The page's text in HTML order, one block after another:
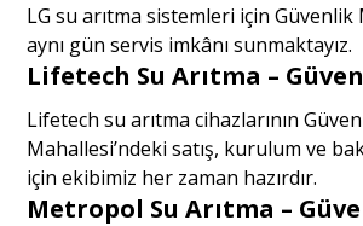
LG su arıtma sistemleri için Güvenlik
aynı gün servis imkânı sunmaktayız.
Lifetech Su Arıtma –
Lifetech su arıtma cihazlarının
Mahallesi’ndeki satış, kurulum ve
için ekibimiz her zaman hazırdır.
Metropol Su Arıtma –